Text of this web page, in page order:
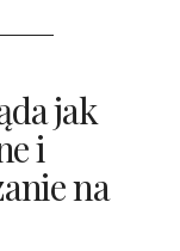
jak
i
na